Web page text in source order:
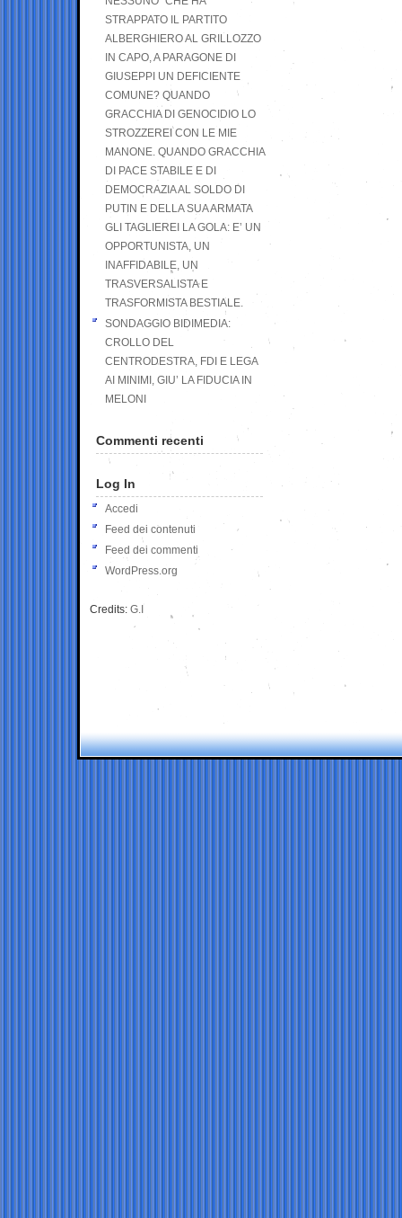
STRAPPATO IL PARTITO
ALBERGHIERO AL GRILLOZZO
IN CAPO, A PARAGONE DI
GIUSEPPI UN DEFICIENTE
COMUNE? QUANDO
GRACCHIA DI GENOCIDIO LO
STROZZEREI CON LE MIE
MANONE. QUANDO GRACCHIA
DI PACE STABILE E DI
DEMOCRAZIA AL SOLDO DI
PUTIN E DELLA SUA ARMATA
GLI TAGLIEREI LA GOLA: E’ UN
OPPORTUNISTA, UN
INAFFIDABILE, UN
TRASVERSALISTA E
TRASFORMISTA BESTIALE.
SONDAGGIO BIDIMEDIA:
CROLLO DEL
CENTRODESTRA, FDI E LEGA
AI MINIMI, GIU’ LA FIDUCIA IN
MELONI
Commenti recenti
Log In
Accedi
Feed dei contenuti
Feed dei commenti
WordPress.org
Credits: G.I